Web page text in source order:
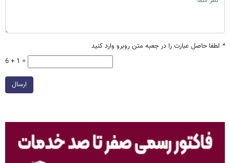
* لطفا حاصل عبارت را در جعبه متن روبرو وارد کنید
6 + 1 =
ارسال